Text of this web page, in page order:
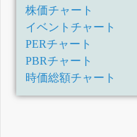
株価チャート
イベントチャート
PERチャート
PBRチャート
時価総額チャート